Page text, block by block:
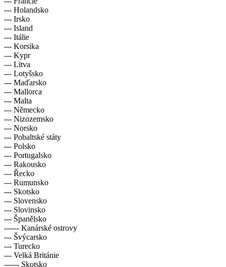
--- Holandsko
--- Irsko
--- Island
--- Itálie
--- Korsika
--- Kypr
--- Litva
--- Lotyšsko
--- Maďarsko
--- Mallorca
--- Malta
--- Německo
--- Nizozemsko
--- Norsko
--- Pobaltské státy
--- Polsko
--- Portugalsko
--- Rakousko
--- Řecko
--- Rumunsko
--- Skotsko
--- Slovensko
--- Slovinsko
--- Španělsko
------ Kanárské ostrovy
--- Švýcarsko
--- Turecko
--- Velká Británie
------ Skotsko